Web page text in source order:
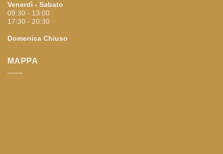
Venerdì - Sabato
09:30 - 13:00
17:30 - 20:30
Domenica Chiuso
MAPPA